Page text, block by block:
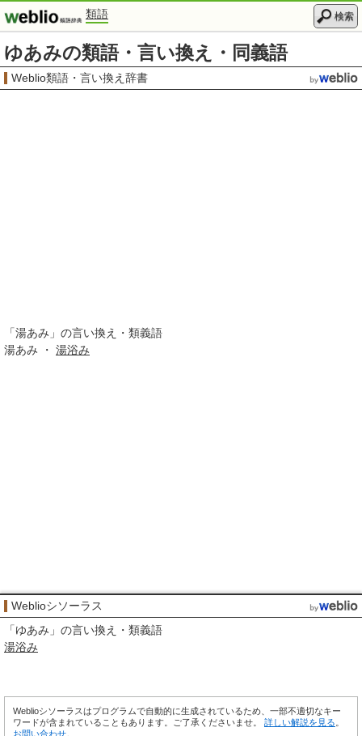
類語 検索
ゆあみの類語・言い換え・同義語
Weblio類語・言い換え辞書
「湯あみ 」の言い換え・類義語
湯あみ ・ 湯浴み
Weblioシソーラス
「ゆあみ 」の言い換え・類義語
湯浴み
Weblioシソーラスはプログラムで自動的に生成されているため、一部不適切なキー
ワードが含まれていることもあります。ご了承くださいませ。 詳しい解説を見る
お問い合わせ